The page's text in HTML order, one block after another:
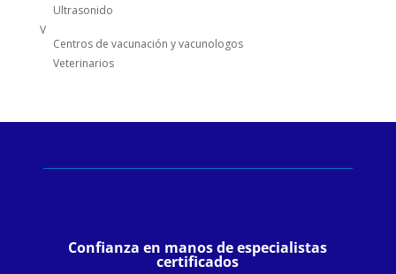
Ultrasonido
V
Centros de vacunación y vacunologos
Veterinarios
Confianza en manos de especialistas
certificados